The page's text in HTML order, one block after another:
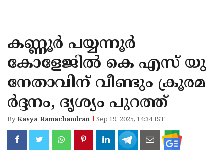
KANNUR
KASARAGOD
കണ്ണൂർ പയ്യന്നൂർ
കോളേജിൽ കെ എസ് യു
നേതാവിന് വീണ്ടും ക്രൂരമ
ർദ്ദനം, ദൃശ്യം പുറത്ത്
ByKavya Ramachandran Sep 19, 2025, 14:34 IST